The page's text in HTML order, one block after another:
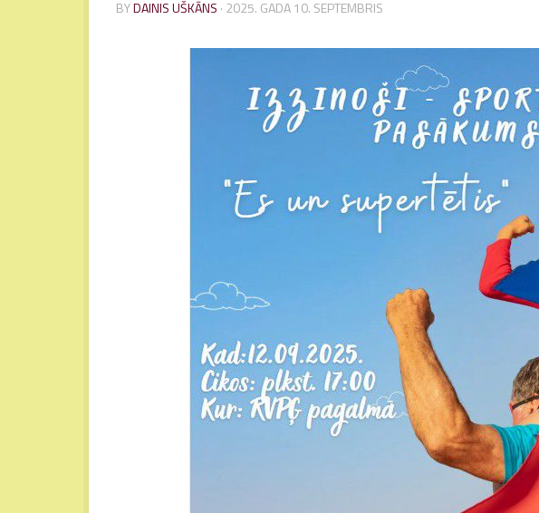
BYDAINIS UŠKĀNS · 2025. GADA 10. SEPTEMBRIS